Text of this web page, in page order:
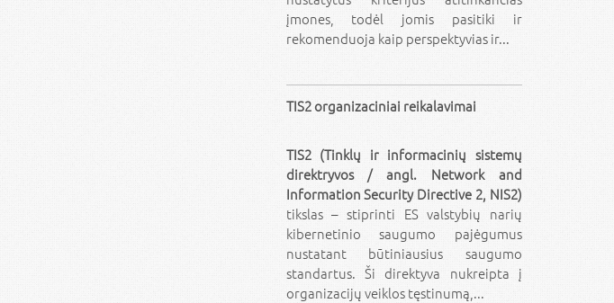
įmones, todėl jomis pasitiki ir
rekomenduoja kaip perspektyvias ir...
TIS2 organizaciniai reikalavimai
TIS2 (Tinklų ir informacinių sistemų
direktryvos / angl. Network and
Information Security Directive 2, NIS2)
tikslas – stiprinti ES valstybių narių
kibernetinio saugumo pajėgumus
nustatant būtiniausius saugumo
standartus. Ši direktyva nukreipta į
organizacijų veiklos tęstinumą,...